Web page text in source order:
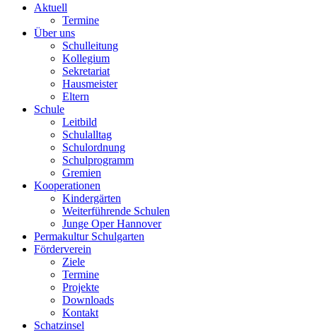
Aktuell
Termine
Über uns
Schulleitung
Kollegium
Sekretariat
Hausmeister
Eltern
Schule
Leitbild
Schulalltag
Schulordnung
Schulprogramm
Gremien
Kooperationen
Kindergärten
Weiterführende Schulen
Junge Oper Hannover
Permakultur Schulgarten
Förderverein
Ziele
Termine
Projekte
Downloads
Kontakt
Schatzinsel